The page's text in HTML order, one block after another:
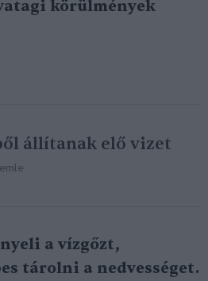
körülmények
állítanak elő vizet
a vízgőzt,
tárolni a nedvességet.